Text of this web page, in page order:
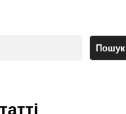
Пошук